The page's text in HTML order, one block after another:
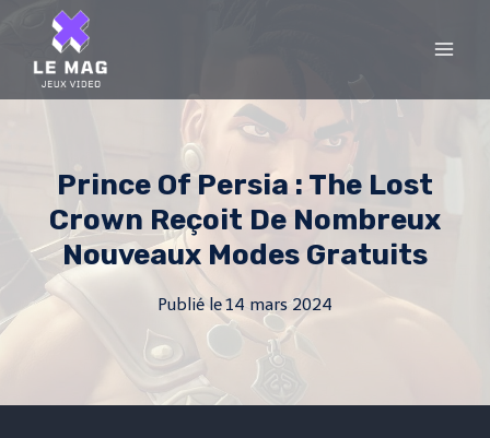
content
Prince Of Persia : The Lost
Crown Reçoit De Nombreux
Nouveaux Modes Gratuits
Publié le14 mars 2024